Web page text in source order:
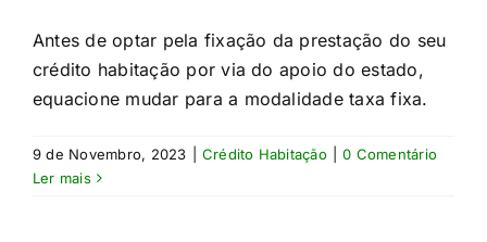
Antes de optar pela fixação da prestação do seu
crédito habitação por via do apoio do estado,
equacione mudar para a modalidade taxa fixa.
9 de Novembro, 2023 Crédito Habitação
0 Comentário
Ler mais